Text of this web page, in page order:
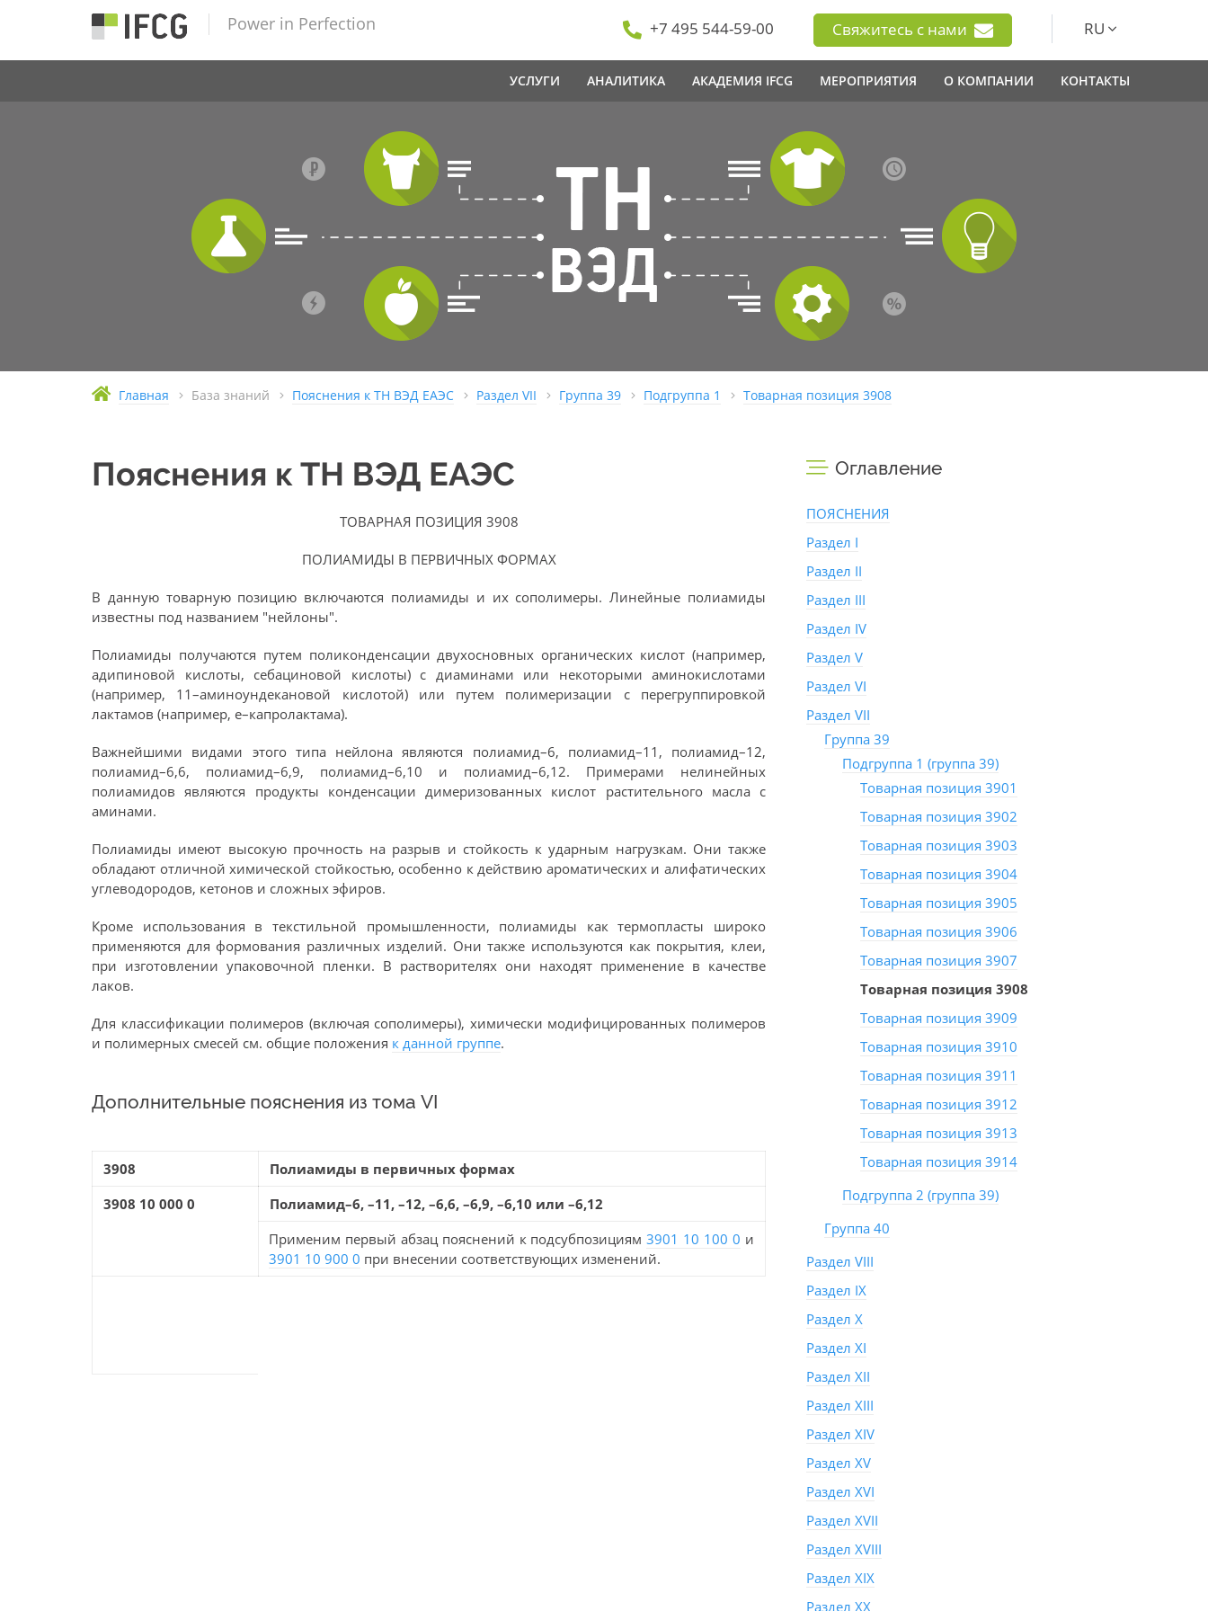
Power in Perfection +7 495 544-59-00 Свяжитесь с нами RU
УСЛУГИ АНАЛИТИКА АКАДЕМИЯ IFCG МЕРОПРИЯТИЯ О КОМПАНИИ КОНТАКТЫ
Главная База знаний Пояснения к ТН ВЭД ЕАЭС Раздел VII Группа 39 Подгруппа 1 Товарная позиция 3908
Пояснения к ТН ВЭД ЕАЭС
ТОВАРНАЯ ПОЗИЦИЯ 3908
ПОЛИАМИДЫ В ПЕРВИЧНЫХ ФОРМАХ
В данную товарную позицию включаются полиамиды и их сополимеры. Линейные полиамиды
известны под названием "нейлоны".
Полиамиды получаются путем поликонденсации двухосновных органических кислот (например,
адипиновой кислоты, себациновой кислоты) с диаминами или некоторыми аминокислотами
(например, 11–аминоундекановой кислотой) или путем полимеризации с перегруппировкой
лактамов (например, e–капролактама).
Важнейшими видами этого типа нейлона являются полиамид–6, полиамид–11, полиамид–12,
полиамид–6,6, полиамид–6,9, полиамид–6,10 и полиамид–6,12. Примерами нелинейных
полиамидов являются продукты конденсации димеризованных кислот растительного масла с
аминами.
Полиамиды имеют высокую прочность на разрыв и стойкость к ударным нагрузкам. Они также
обладают отличной химической стойкостью, особенно к действию ароматических и алифатических
углеводородов, кетонов и сложных эфиров.
Кроме использования в текстильной промышленности, полиамиды как термопласты широко
применяются для формования различных изделий. Они также используются как покрытия, клеи,
при изготовлении упаковочной пленки. В растворителях они находят применение в качестве
лаков.
Для классификации полимеров (включая сополимеры), химически модифицированных полимеров
и полимерных смесей см. общие положения к данной группе.
Дополнительные пояснения из тома VI
3908
Полиамиды в первичных формах
3908 10 000 0
Полиамид–6, –11, –12, –6,6, –6,9, –6,10 или –6,12
Применим первый абзац пояснений к подсубпозициям3901 10 100 0 и
3901 10 900 0 при внесении соответствующих изменений.
Оглавление
ПОЯСНЕНИЯ
Раздел I
Раздел II
Раздел III
Раздел IV
Раздел V
Раздел VI
Раздел VII
Группа 39
Подгруппа 1 (группа 39)
Товарная позиция 3901
Товарная позиция 3902
Товарная позиция 3903
Товарная позиция 3904
Товарная позиция 3905
Товарная позиция 3906
Товарная позиция 3907
Товарная позиция 3908
Товарная позиция 3909
Товарная позиция 3910
Товарная позиция 3911
Товарная позиция 3912
Товарная позиция 3913
Товарная позиция 3914
Подгруппа 2 (группа 39)
Группа 40
Раздел VIII
Раздел IX
Раздел X
Раздел XI
Раздел XII
Раздел XIII
Раздел XIV
Раздел XV
Раздел XVI
Раздел XVII
Раздел XVIII
Раздел XIX
Раздел XX